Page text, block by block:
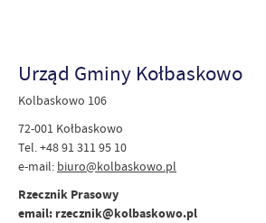
Urząd Gminy Kołbaskowo
Kolbaskowo 106
72-001 Kołbaskowo
Tel. +48 91 311 95 10
e-mail: biuro@kolbaskowo.pl
Rzecznik Prasowy
email: rzecznik@kolbaskowo.pl